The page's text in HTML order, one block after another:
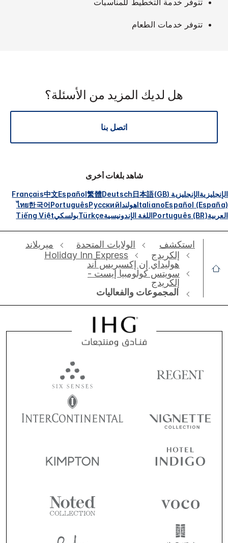
تتوفر خدمة التخطيط للمناسبات
تتوفر خدمات الطعام
هل لديك المزيد من الأسئلة؟
اتصل بنا
شاهد بلغات أخرى
الإنجليزيةالإنجليزية (GB) 日本語
Deutsch
繁體
Español
中文
Français
Español (España)
ItalianoهولنداРусский
Português
한국어
ไทย
العربيةPortuguês (BR)اللغة الإندونيسيةTürkçeبولسكيTiếng Việt
استكشف الولايات المتحدة
ميريلاند
إلكريدج
Holiday Inn Express
هوليداي إن إكسبريس آند
سويتس كولومبيا إيست -
إلكريدج
المجموعات والفعاليات